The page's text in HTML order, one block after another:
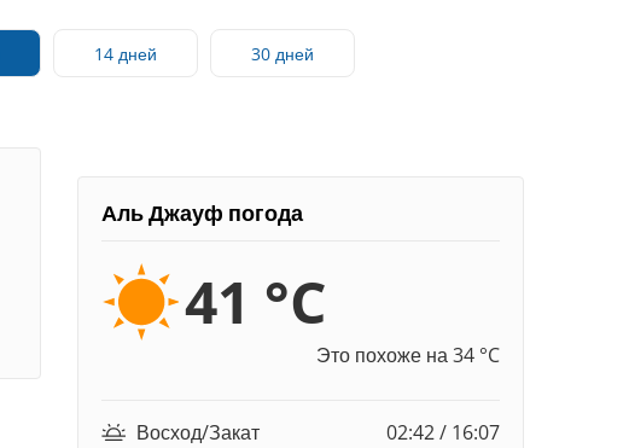
14 дней 30 дней
Аль Джауф погода
41 °C
Это похоже на 34 °C
Восход/Закат 02:42 / 16:07